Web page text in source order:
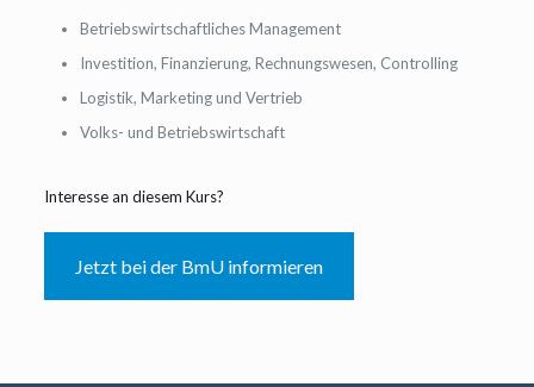
Betriebswirtschaftliches Management
Investition, Finanzierung, Rechnungswesen, Controlling
Logistik, Marketing und Vertrieb
Volks- und Betriebswirtschaft
Interesse an diesem Kurs?
Jetzt bei der BmU informieren